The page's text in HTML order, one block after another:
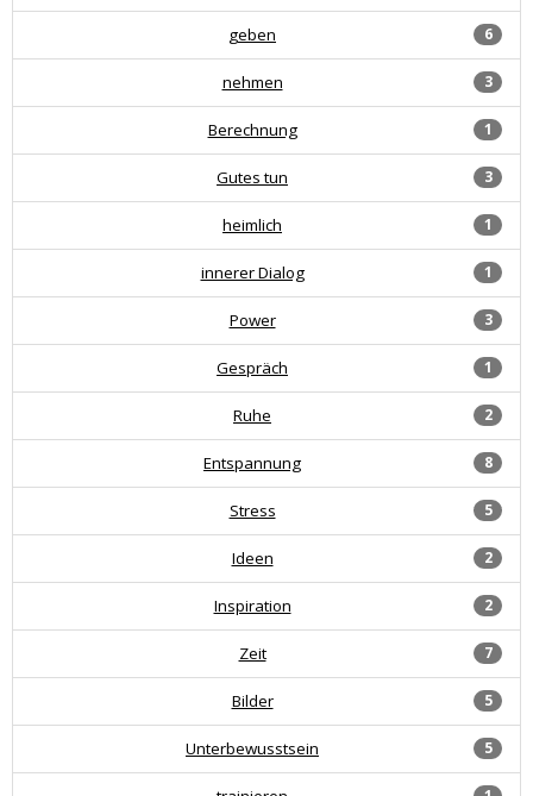
6
geben
3
nehmen
1
Berechnung
3
Gutes tun
1
heimlich
1
innerer Dialog
3
Power
1
Gespräch
2
Ruhe
8
Entspannung
5
Stress
2
Ideen
2
Inspiration
7
Zeit
5
Bilder
5
Unterbewusstsein